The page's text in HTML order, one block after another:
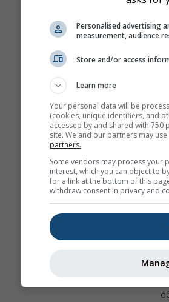
Personalised advertising
measurement, audience
Store and/or access
Learn more
Your personal data will be
(cookies, unique identifiers, and
accessed by and shared with
site. We and our partners may
partners.
Some vendors may process your
interest, which you can object to
for a link at the bottom of this
withdraw consent in privacy and